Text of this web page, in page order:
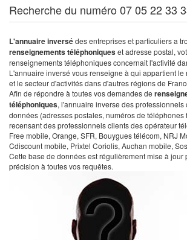
Recherche du numéro 07 05 22 33
L'annuaire inversédes entreprises et particuliers a
renseignements téléphoniqueset adresse postal,
renseignements téléphoniques concernait l'activité
L'annuaire inversé vous renseigne à qui appartient
et le secteur d'activités dans d'autres régions de
Afin de répondre à toutes vos demandes de
téléphoniques, l'annuaire inverse des professionnels
données (adresses postales, numéros de téléphones
recensant des professionnels clients des opérateur
Free mobile, Orange, SFR, Bouygues télécom, NRJ
Cdiscount mobile, Prixtel Coriolis, Auchan mobile,
Cette base de données est régulièrement mise à jour
précision à toutes vos requêtes.